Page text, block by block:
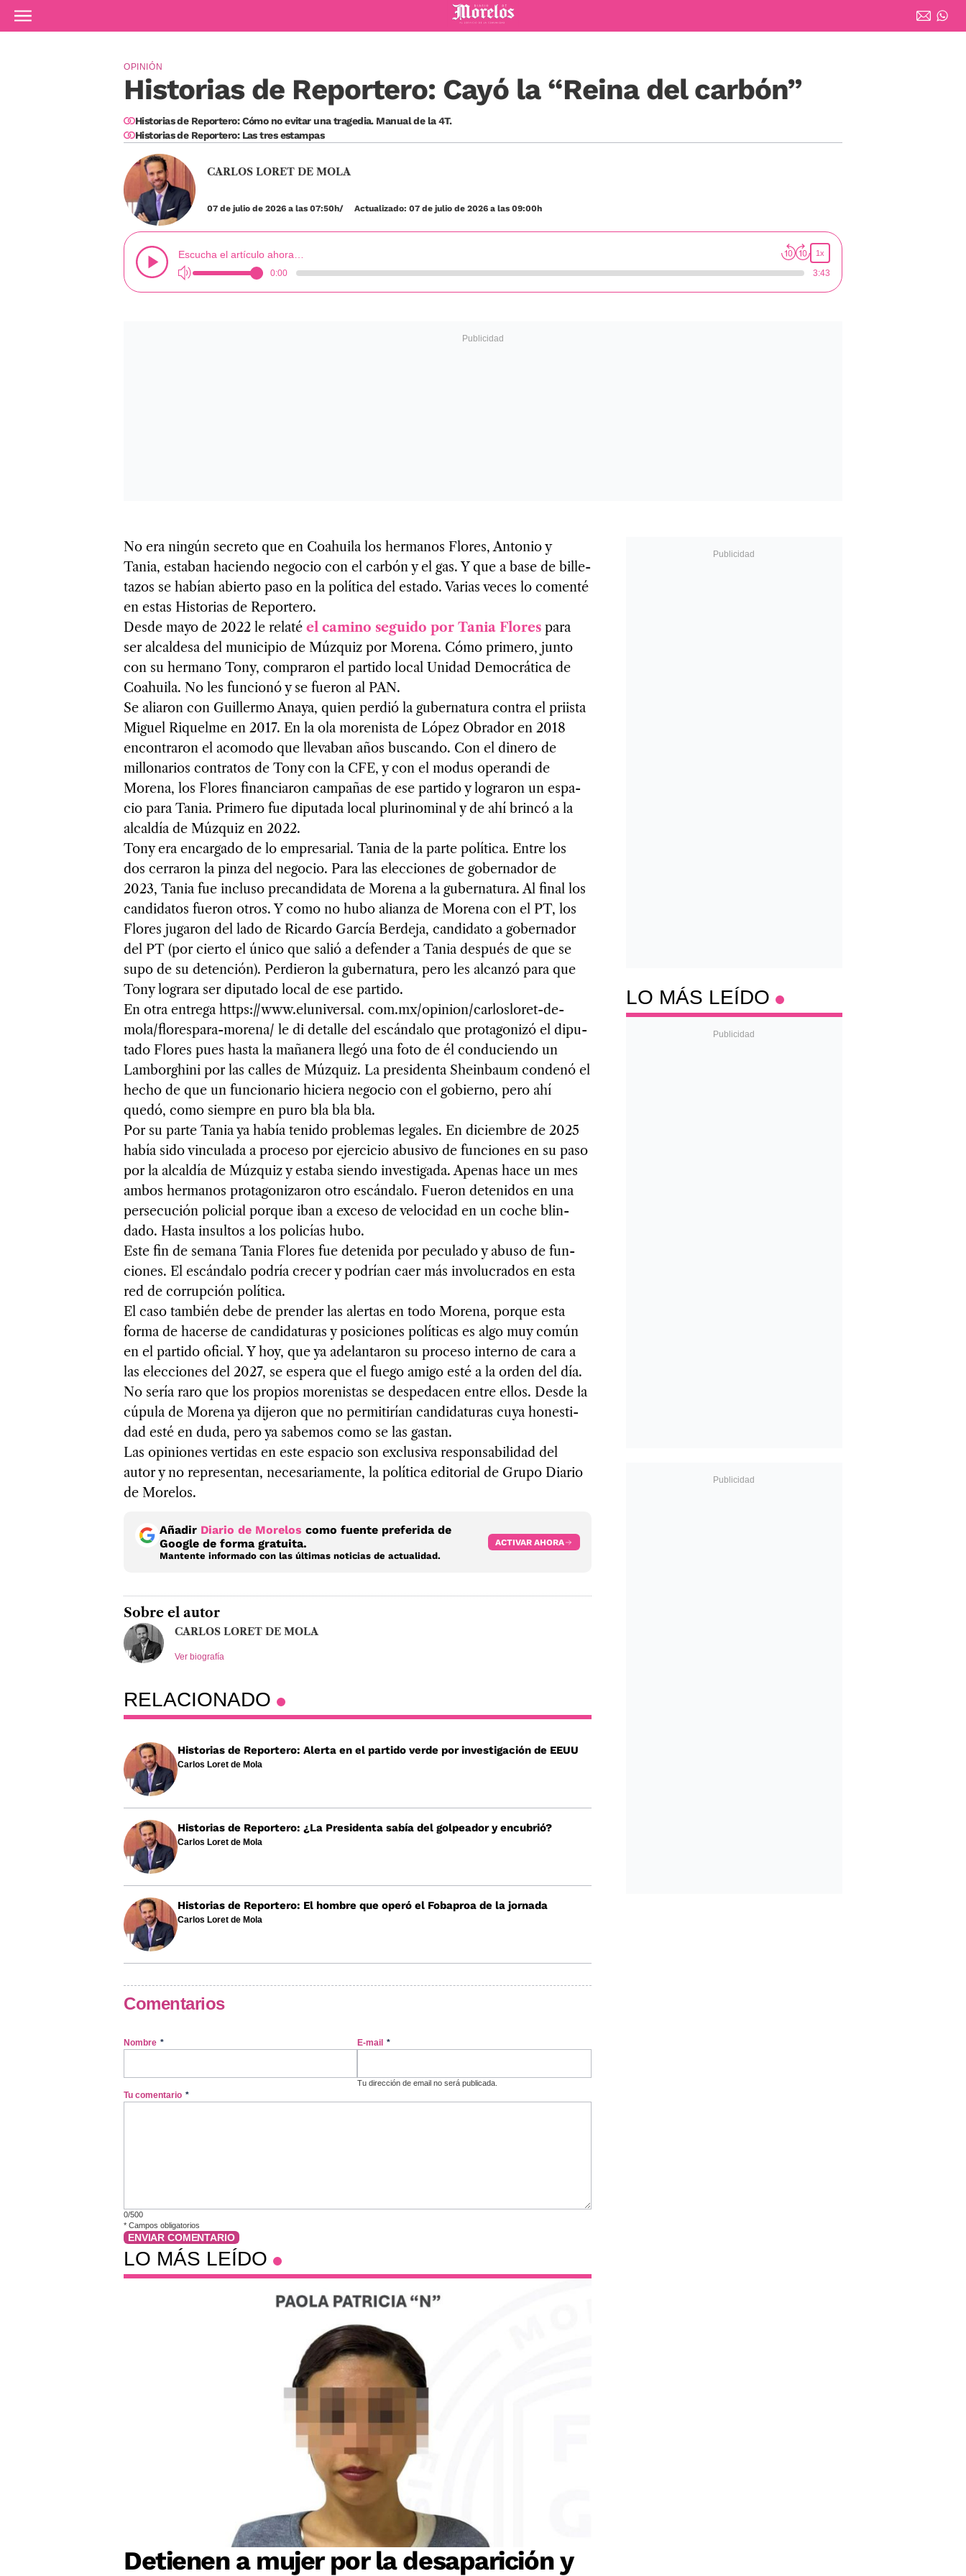
Ir al contenido principal
Diario de Morelos
Historias de Reportero: Cayó la “Reina del carbón”
OPINIÓN
Historias de Reportero: Cómo no evitar una tragedia. Manual de la 4T.
Historias de Reportero: Las tres estampas
CARLOS LORET DE MOLA
07 de julio de 2026 a las 07:50h Actualizado: 07 de julio de 2026 a las 09:00h
Escucha el artículo ahora… 1x
0:00 3:43
No era nin­gún secreto que en Coahuila los her­ma­nos Flo­res, Anto­nio y
Tania, esta­ban haciendo nego­cio con el car­bón y el gas. Y que a base de bille­
ta­zos se habían abierto paso en la polí­tica del estado. Varias veces lo comenté
en estas His­to­rias de Repor­tero.
Desde mayo de 2022 le relaté el camino seguido por Tania Flo­res para
ser alcal­desa del muni­ci­pio de Múz­quiz por Morena. Cómo pri­mero, junto
con su her­mano Tony, com­pra­ron el par­tido local Uni­dad Demo­crá­tica de
Coahuila. No les fun­cionó y se fue­ron al PAN.
Se alia­ron con Gui­llermo Anaya, quien per­dió la guber­na­tura con­tra el priista
Miguel Riquelme en 2017. En la ola more­nista de López Obra­dor en 2018
encon­tra­ron el aco­modo que lle­va­ban años bus­cando. Con el dinero de
millo­na­rios con­tra­tos de Tony con la CFE, y con el modus ope­randi de
Morena, los Flo­res finan­cia­ron cam­pa­ñas de ese par­tido y logra­ron un espa­
cio para Tania. Pri­mero fue dipu­tada local plu­ri­no­mi­nal y de ahí brincó a la
alcal­día de Múz­quiz en 2022.
Tony era encar­gado de lo empre­sa­rial. Tania de la parte polí­tica. Entre los
dos cerra­ron la pinza del nego­cio. Para las elec­cio­nes de gober­na­dor de
2023, Tania fue incluso pre­can­di­data de Morena a la guber­na­tura. Al final los
can­di­da­tos fue­ron otros. Y como no hubo alianza de Morena con el PT, los
Flo­res juga­ron del lado de Ricardo Gar­cía Ber­deja, can­di­dato a gober­na­dor
del PT (por cierto el único que salió a defen­der a Tania des­pués de que se
supo de su deten­ción). Per­die­ron la guber­na­tura, pero les alcanzó para que
Tony lograra ser dipu­tado local de ese par­tido.
En otra entrega https://www.elu­ni­ver­sal. com.mx/opi­nion/car­los­lo­ret-de-
mola/flo­res­para-morena/ le di deta­lle del escán­dalo que pro­ta­go­nizó el dipu­
tado Flo­res pues hasta la maña­nera llegó una foto de él con­du­ciendo un
Lam­borg­hini por las calles de Múz­quiz. La pre­si­denta Shein­baum con­denó el
hecho de que un fun­cio­na­rio hiciera nego­cio con el gobierno, pero ahí
quedó, como siem­pre en puro bla bla bla.
Por su parte Tania ya había tenido pro­ble­mas lega­les. En diciem­bre de 2025
había sido vin­cu­lada a pro­ceso por ejer­ci­cio abu­sivo de fun­cio­nes en su paso
por la alcal­día de Múz­quiz y estaba siendo inves­ti­gada. Ape­nas hace un mes
ambos her­ma­nos pro­ta­go­ni­za­ron otro escán­dalo. Fue­ron dete­ni­dos en una
per­se­cu­ción poli­cial por­que iban a exceso de velo­ci­dad en un coche blin­
dado. Hasta insul­tos a los poli­cías hubo.
Este fin de semana Tania Flo­res fue dete­nida por pecu­lado y abuso de fun­
cio­nes. El escán­dalo podría cre­cer y podrían caer más invo­lu­cra­dos en esta
red de corrup­ción polí­tica.
El caso tam­bién debe de pren­der las aler­tas en todo Morena, por­que esta
forma de hacerse de can­di­da­tu­ras y posi­cio­nes polí­ti­cas es algo muy común
en el par­tido ofi­cial. Y hoy, que ya ade­lan­ta­ron su pro­ceso interno de cara a
las elec­cio­nes del 2027, se espera que el fuego amigo esté a la orden del día.
No sería raro que los pro­pios more­nis­tas se des­pe­da­cen entre ellos. Desde la
cúpula de Morena ya dije­ron que no per­mi­ti­rían can­di­da­tu­ras cuya hones­ti­
dad esté en duda, pero ya sabe­mos como se las gas­tan.
Las opi­nio­nes ver­ti­das en este espa­cio son exclu­siva res­pon­sa­bi­li­dad del
autor y no repre­sen­tan, nece­sa­ria­mente, la polí­tica edi­to­rial de Grupo Dia­rio
de More­los.
Añadir Diario de Morelos como fuente preferida de
Google de forma gratuita.
Mantente informado con las últimas noticias de actualidad.
ACTIVAR AHORA
Sobre el autor
CARLOS LORET DE MOLA
Ver biografía
RELACIONADO
Historias de Reportero: Alerta en el partido verde por investigación de EEUU
Carlos Loret de Mola
Historias de Reportero: ¿La Presidenta sabía del golpeador y encubrió?
Carlos Loret de Mola
Historias de Reportero: El hombre que operó el Fobaproa de la jornada
Carlos Loret de Mola
Comentarios
Nombre * E-mail *
Tu dirección de email no será publicada.
Tu comentario *
0/500
* Campos obligatorios
ENVIAR COMENTARIO
LO MÁS LEÍDO
Detienen a mujer por la desaparición y
LO MÁS LEÍDO